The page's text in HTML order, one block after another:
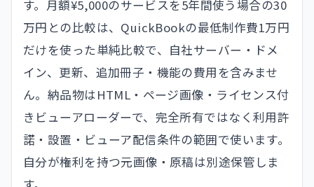
す。月額¥5,000のサービスを5年間使う場合の30
万円との比較は、QuickBookの最低制作費1万円
だけを使った単純比較で、自社サーバー・ドメ
イン、更新、追加冊子・機能の費用を含みませ
ん。納品物はHTML・ページ画像・ライセンス付
きビューアローダーで、完全所有ではなく利用許
諾・設置・ビューア配信条件の範囲で使います。
自分が権利を持つ元画像・原稿は別途保管しま